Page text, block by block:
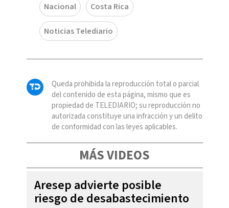
Nacional Costa Rica
Noticias Telediario
Queda prohibida la reproducción total o parcial
del contenido de esta página, mismo que es
propiedad de TELEDIARIO; su reproducción no
autorizada constituye una infracción y un delito
de conformidad con las leyes aplicables.
MÁS VIDEOS
Aresep advierte posible
riesgo de desabastecimiento